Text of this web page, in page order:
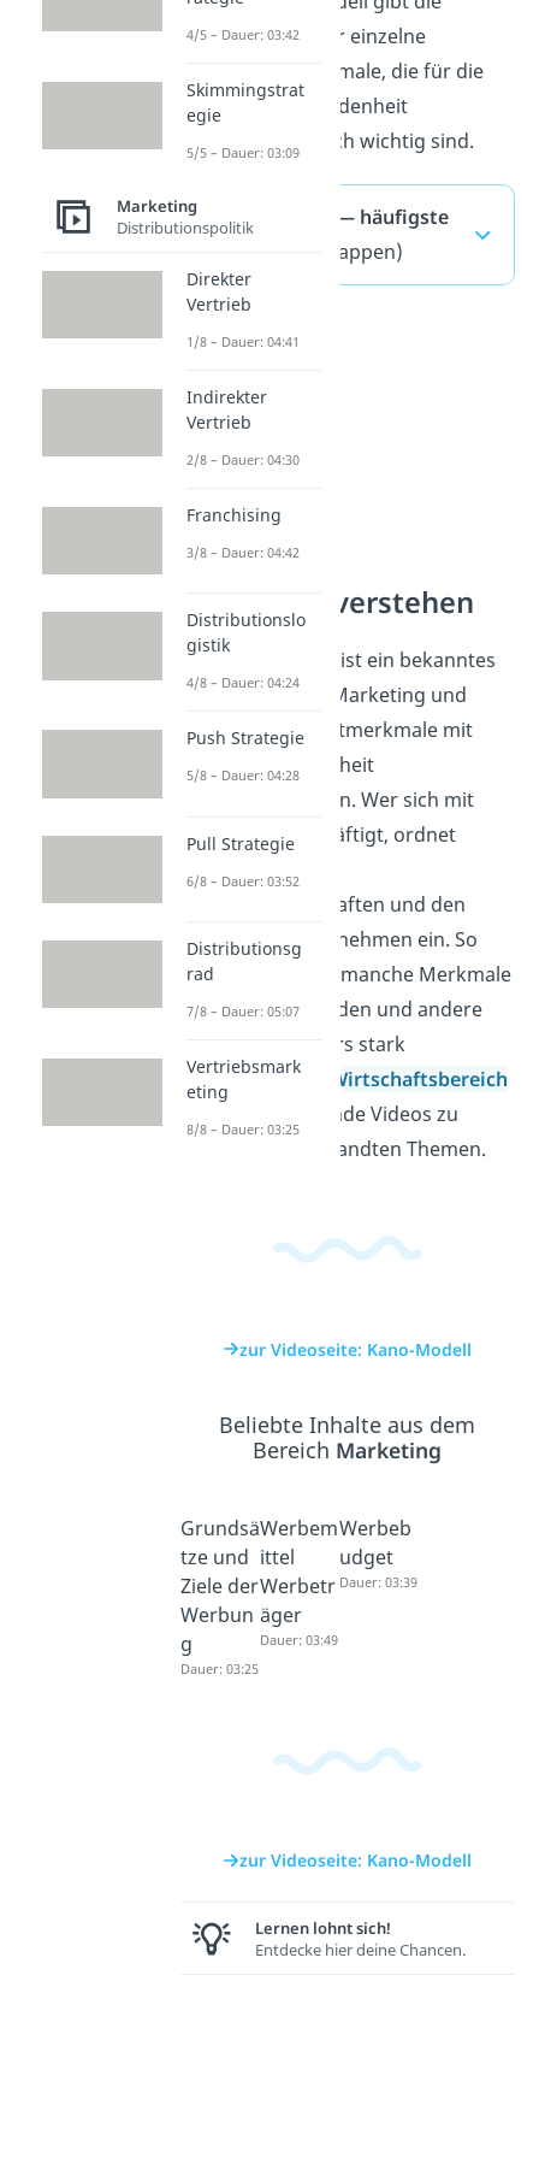
Auskunft über einzelne
Produktmerkmale, die für die
Kundenzufriedenheit
unterschiedlich wichtig sind.
Kano-Modell — häufigste
(ausklappen)
Marketing verstehen
Das Kano-Modell ist ein bekanntes
Modell aus dem Marketing und
zeigt, wie Produktmerkmale mit
Kundenzufriedenheit
zusammenhängen. Wer sich mit
Marketing beschäftigt, ordnet
Kundenwünsche,
Produkteigenschaften und den
Nutzen für Unternehmen ein. So
wird klar, warum manche Merkmale
nur erwartet werden und andere
Kunden besonders stark
überzeugen. Im
Wirtschaftsbereich
findest du passende Videos zu
diesem und verwandten Themen.
zur Videoseite: Kano-Modell
Beliebte Inhalte aus dem
Bereich Marketing
Grundsä
tze und
Ziele der
Werbun
g
Dauer: 03:25
Werbem
ittel
Werbetr
äger
Dauer: 03:49
Werbeb
udget
Dauer: 03:39
zur Videoseite: Kano-Modell
Lernen lohnt sich!
Entdecke hier deine Chancen.
4/5 – Dauer: 03:42
Skimmingstrat
egie
5/5 – Dauer: 03:09
Marketing
Distributionspolitik
Direkter
Vertrieb
1/8 – Dauer: 04:41
Indirekter
Vertrieb
2/8 – Dauer: 04:30
Franchising
3/8 – Dauer: 04:42
Distributionslo
gistik
4/8 – Dauer: 04:24
Push Strategie
5/8 – Dauer: 04:28
Pull Strategie
6/8 – Dauer: 03:52
Distributionsg
rad
7/8 – Dauer: 05:07
Vertriebsmark
eting
8/8 – Dauer: 03:25